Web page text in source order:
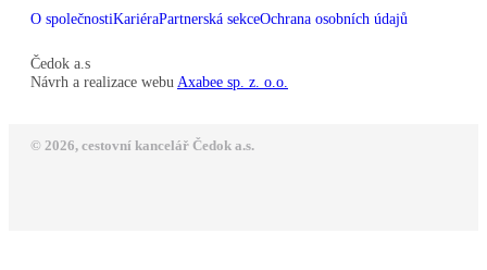
O společnostiKariéraPartnerská sekceOchrana osobních údajů
Čedok a.s
Návrh a realizace webu Axabee sp. z. o.o.
© 2026, cestovní kancelář Čedok a.s.